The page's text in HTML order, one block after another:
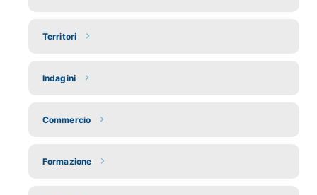
Territori
Indagini
Commercio
Formazione